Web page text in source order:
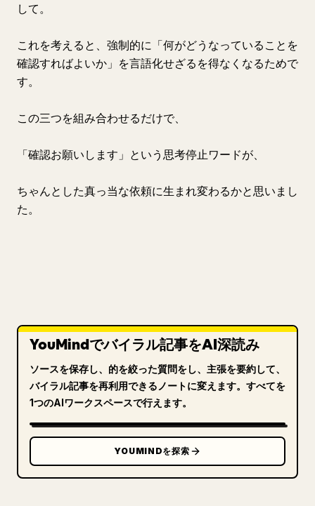
して。
これを考えると、強制的に「何がどうなっていることを
確認すればよいか」を言語化せざるを得なくなるためで
す。
この三つを組み合わせるだけで、
「確認お願いします」という思考停止ワードが、
ちゃんとした真っ当な依頼に生まれ変わるかと思いまし
た。
YouMindでバイラル記事をAI深読み
ソースを保存し、的を絞った質問をし、主張を要約して、
バイラル記事を再利用できるノートに変えます。すべてを
1つのAIワークスペースで行えます。
YOUMINDを探索